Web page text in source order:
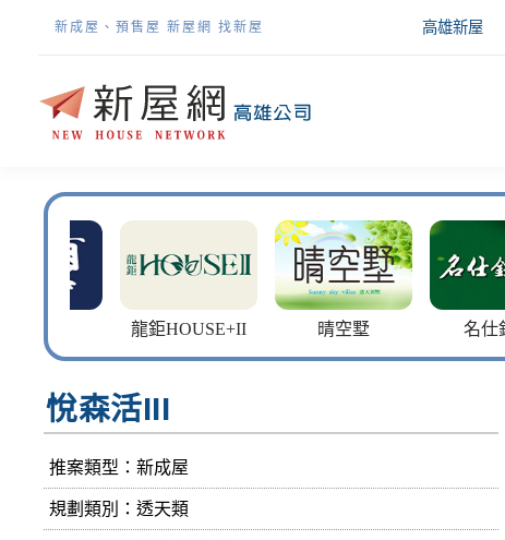
新成屋、預售屋 新屋網 找新屋 高雄新屋
龍鉅HOUSE+II 晴空墅 名仕鈺苑
悅森活III
推案類型：新成屋
規劃類別：透天類